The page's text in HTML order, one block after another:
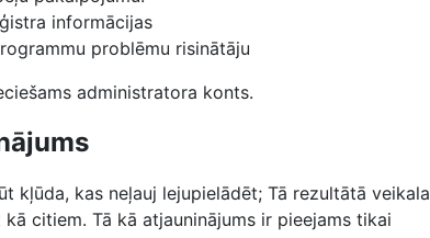
informācijas
problēmu risinātāju
administratora konts.
kļūda, kas neļauj lejupielādēt; Tā rezultātā veikala
citiem. Tā kā atjauninājums ir pieejams tikai